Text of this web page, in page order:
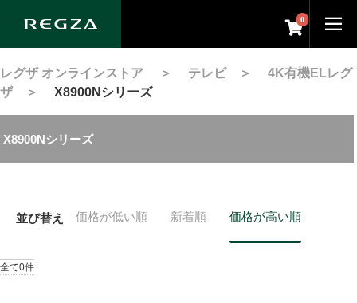
0
レグザ オンラインストア ＞ テレビ＞ 4K有機ELレグ
ザ＞ X8900Nシリーズ
X8900Nシリーズ
並び替え 価格が低い順 新着順 価格が高い順
全て0件